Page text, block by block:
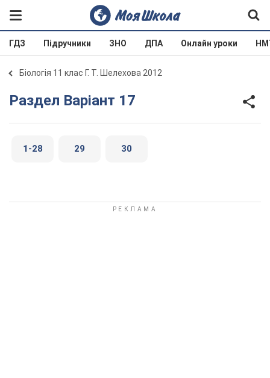
ГДЗ Підручники ЗНО ДПА Онлайн уроки
Біологія 11 клас Г. Т. Шелехова 2012
Раздел Варіант 17
1-28 29 30